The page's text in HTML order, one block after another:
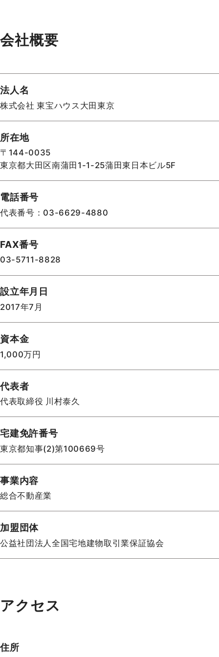
会社概要
法人名
株式会社 東宝ハウス大田東京
所在地
〒144-0035
東京都大田区南蒲田1-1-25蒲田東日本ビル5F
電話番号
代表番号：03-6629-4880
FAX番号
03-5711-8828
設立年月日
2017年7月
資本金
1,000万円
代表者
代表取締役 川村泰久
宅建免許番号
東京都知事(2)第100669号
事業内容
総合不動産業
加盟団体
公益社団法人全国宅地建物取引業保証協会
アクセス
住所